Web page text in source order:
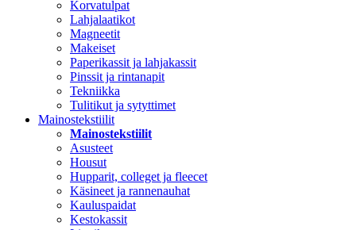
Korvatulpat
Lahjalaatikot
Magneetit
Makeiset
Paperikassit ja lahjakassit
Pinssit ja rintanapit
Tekniikka
Tulitikut ja sytyttimet
Mainostekstiilit
Mainostekstiilit
Asusteet
Housut
Hupparit, colleget ja fleecet
Käsineet ja rannenauhat
Kauluspaidat
Kestokassit